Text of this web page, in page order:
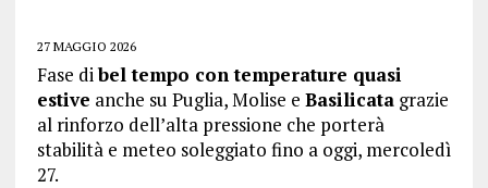
27 MAGGIO 2026
Fase dibel tempo con temperature quasi
estive anche su Puglia, Molise e Basilicatagrazie
al rinforzo dell’alta pressione che porterà
stabilità e meteo soleggiato fino a oggi, mercoledì
27.